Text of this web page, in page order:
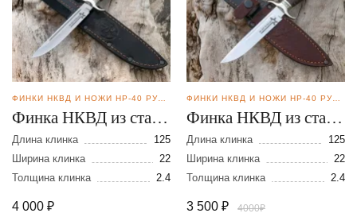
Финка НКВД из стали
95Х18. Клинок
галтованный
Длина клинка
125
Ширина клинка
22
Толщина клинка
2.4
4 000 ₽
Финка НКВД из стали
95Х18 клинок
полированный
Длина клинка
125
Ширина клинка
22
Толщина клинка
2.4
3 500 ₽ 4000₽